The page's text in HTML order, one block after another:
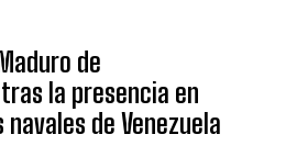
de
la presencia en
navales de Venezuela